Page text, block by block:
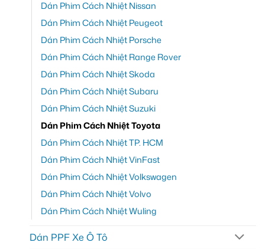
Dán Phim Cách Nhiệt Nissan
Dán Phim Cách Nhiệt Peugeot
Dán Phim Cách Nhiệt Porsche
Dán Phim Cách Nhiệt Range Rover
Dán Phim Cách Nhiệt Skoda
Dán Phim Cách Nhiệt Subaru
Dán Phim Cách Nhiệt Suzuki
Dán Phim Cách Nhiệt Toyota
Dán Phim Cách Nhiệt TP. HCM
Dán Phim Cách Nhiệt VinFast
Dán Phim Cách Nhiệt Volkswagen
Dán Phim Cách Nhiệt Volvo
Dán Phim Cách Nhiệt Wuling
Dán PPF Xe Ô Tô